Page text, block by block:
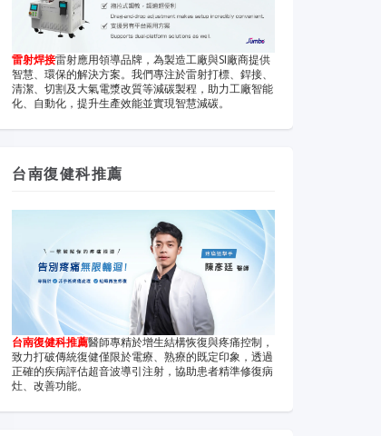
雷射焊接雷射應用領導品牌，為製造工廠與SI廠商提供
智慧、環保的解決方案。我們專注於雷射打標、銲接、
清潔、切割及大氣電漿改質等減碳製程，助力工廠智能
化、自動化，提升生產效能並實現智慧減碳。
台南復健科推薦
台南復健科推薦醫師專精於增生結構恢復與疼痛控制，
致力打破傳統復健僅限於電療、熟療的既定印象，透過
正確的疾病評估超音波導引注射，協助患者精準修復病
灶、改善功能。